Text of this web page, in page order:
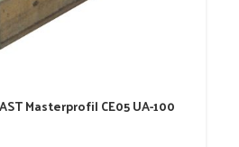
Masterprofil CE05 UA-100